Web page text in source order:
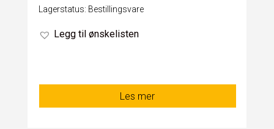
Lagerstatus: Bestillingsvare
Legg til ønskelisten
Les mer